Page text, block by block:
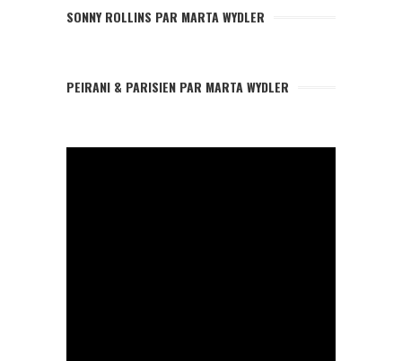
SONNY ROLLINS PAR MARTA WYDLER
PEIRANI & PARISIEN PAR MARTA WYDLER